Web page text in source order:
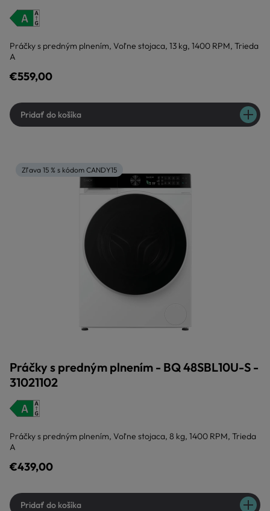
Práčky s predným plnením, Voľne stojaca, 13 kg, 1400 RPM, Trieda
A
€559,00
Pridať do košíka
Zľava 15 % s kódom CANDY15
Práčky s predným plnením - BQ 48SBL10U-S -
31021102
Práčky s predným plnením, Voľne stojaca, 8 kg, 1400 RPM, Trieda
A
€439,00
Pridať do košíka